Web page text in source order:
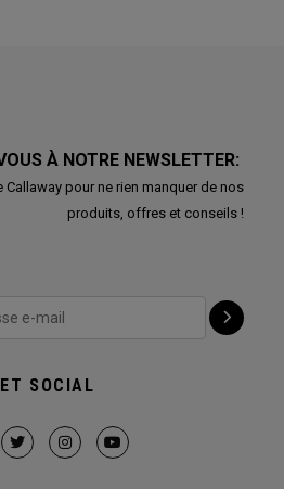
À NOTRE NEWSLETTER:
Callaway pour ne rien manquer de nos
produits, offres et conseils !
SOCIAL